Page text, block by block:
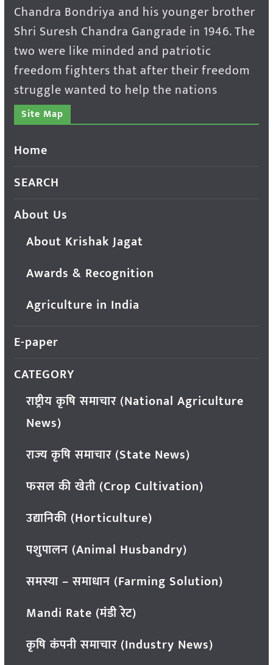
Chandra Bondriya and his younger brother
Shri Suresh Chandra Gangrade in 1946. The
two were like minded and patriotic
freedom fighters that after their freedom
struggle wanted to help the nations
Site Map
Home
SEARCH
About Us
About Krishak Jagat
Awards & Recognition
Agriculture in India
E-paper
CATEGORY
राष्ट्रीय कृषि समाचार (National Agriculture
News)
राज्य कृषि समाचार (State News)
फसल की खेती (Crop Cultivation)
उद्यानिकी (Horticulture)
पशुपालन (Animal Husbandry)
समस्या – समाधान (Farming Solution)
Mandi Rate (मंडी रेट)
कृषि कंपनी समाचार (Industry News)